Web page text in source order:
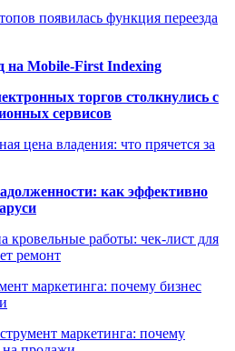
появилась функция переезда
на Mobile-First Indexing
торгов столкнулись с
сервисов
цена владения: что прячется за
как эффективно
кровельные работы: чек-лист для
ремонт
маркетинга: почему бизнес
маркетинга: почему